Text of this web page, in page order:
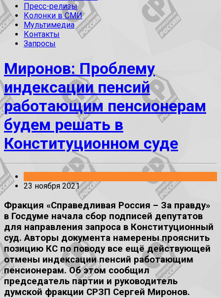
Пресс-релизы
Колонки в СМИ
Мультимедиа
Контакты
Запросы
Миронов: Проблему
индексации пенсий
работающим пенсионерам
будем решать в
Конституционном суде
23 ноября 2021
Фракция «Справедливая Россия – За правду»
в Госдуме начала сбор подписей депутатов
для направления запроса в Конституционный
суд. Авторы документа намерены прояснить
позицию КС по поводу все ещё действующей
отмены индексации пенсий работающим
пенсионерам. Об этом сообщил
председатель партии и руководитель
думской фракции СРЗП Сергей Миронов.